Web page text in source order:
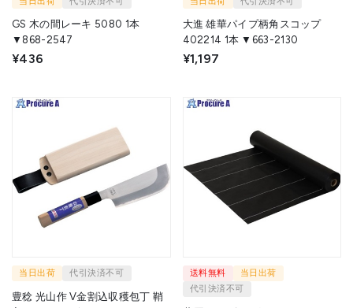
GS 木の間レーキ 5080 1本
▼868-2547
¥436
大進 雄華パイプ柄角スコップ
402214 1本 ▼663-2130
¥1,197
当日出荷 代引決済不可
豊稔 光山作 V金割込収穫包丁 鞘
送料無料
当日出荷
代引決済不可